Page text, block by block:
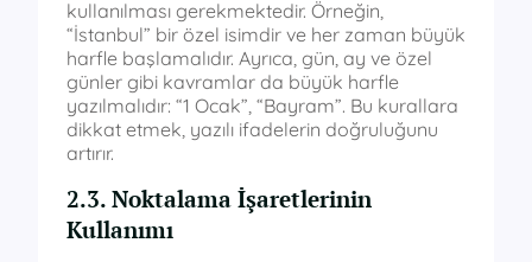
kullanılması gerekmektedir. Örneğin,
“İstanbul” bir özel isimdir ve her zaman büyük
harfle başlamalıdır. Ayrıca, gün, ay ve özel
günler gibi kavramlar da büyük harfle
yazılmalıdır: “1 Ocak”, “Bayram”. Bu kurallara
dikkat etmek, yazılı ifadelerin doğruluğunu
artırır.
2.3. Noktalama İşaretlerinin
Kullanımı